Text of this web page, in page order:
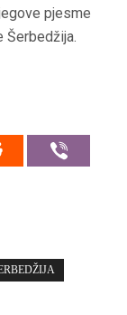
pjesme
Šerbedžija.